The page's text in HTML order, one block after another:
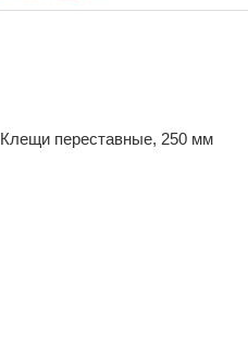
Клещи переставные, 250 мм